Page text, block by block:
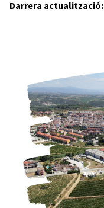
Darrera actualització: